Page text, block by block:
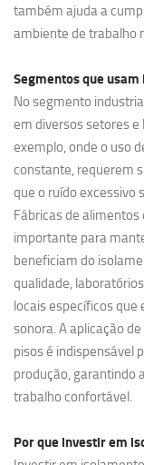
também ajuda a
ambiente de trabalho
Segmentos que usam
No segmento
em diversos setores
exemplo, onde o uso
constante, requerem
que o ruído excessivo
Fábricas de
importante para
beneficiam do
qualidade,
locais específicos
sonora. A aplicação
pisos é indispensável
produção, garantindo
trabalho confortável.
Por que investir em